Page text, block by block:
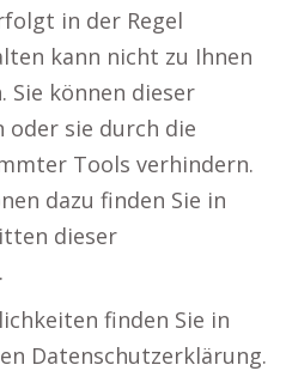
in der Regel
kann nicht zu Ihnen
können dieser
oder sie durch die
Tools verhindern.
dazu finden Sie in
dieser
finden Sie in
Datenschutzerklärung.